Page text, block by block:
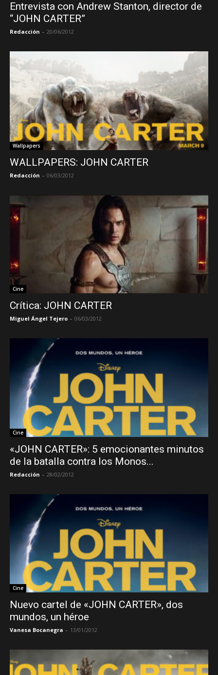
Entrevista con Andrew Stanton, director de
“JOHN CARTER”
Redacción - 20/06/2012
Wallpapers
WALLPAPERS: JOHN CARTER
Redacción - 06/03/2012
Cine
Crítica: JOHN CARTER
Miguel Ángel Tejero - 06/03/2012
Cine
«JOHN CARTER»: 5 emocionantes minutos
de la batalla contra los Monos...
Redacción - 28/02/2012
Cine
Nuevo cartel de «JOHN CARTER», dos
mundos, un héroe
Vanesa Bocanegra - 13/01/2012